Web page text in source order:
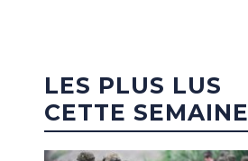
LES PLUS LUS
CETTE SEMAINE